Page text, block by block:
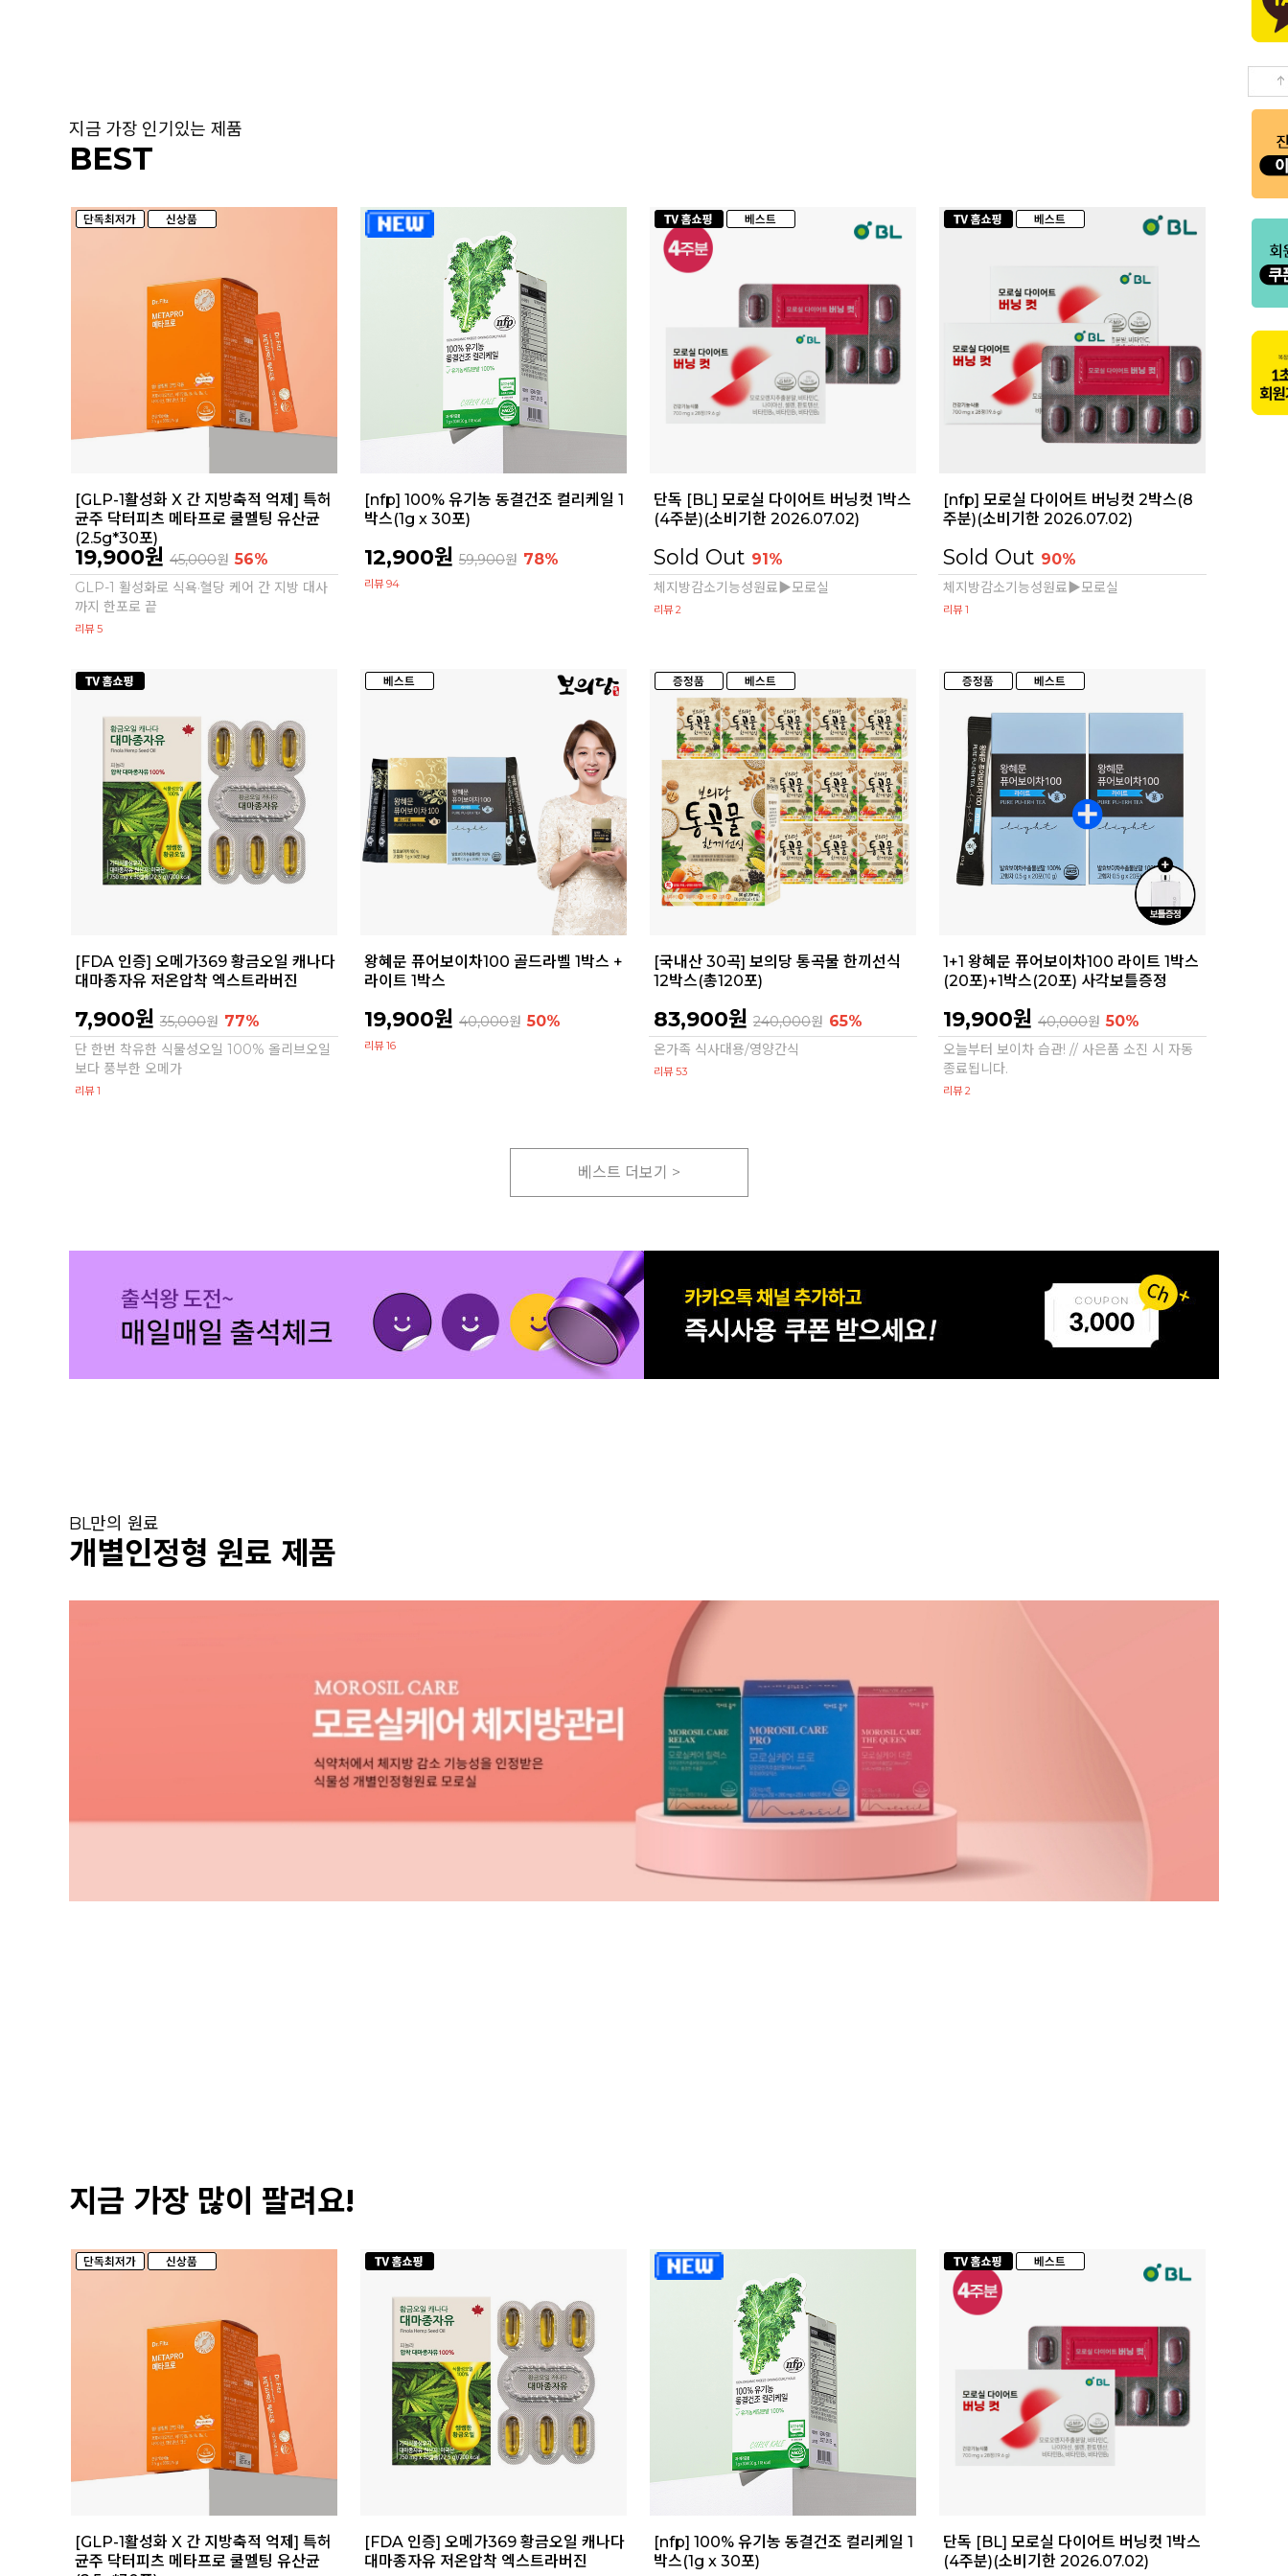
지금 가장 인기있는 제품
BEST
[GLP-1활성화 X 간 지방축적 억제] 특허
균주 닥터피츠 메타프로 쿨멜팅 유산균
(2.5g*30포)
19,900원 45,000원 56%
GLP-1 활성화로 식욕·혈당 케어 간 지방 대사
까지 한포로 끝
리뷰 5
[nfp] 100% 유기농 동결건조 컬리케일 1
박스(1g x 30포)
12,900원 59,900원 78%
리뷰 94
단독 [BL] 모로실 다이어트 버닝컷 1박스
(4주분)(소비기한 2026.07.02)
Sold Out 91%
체지방감소기능성원료▶모로실
리뷰 2
[nfp] 모로실 다이어트 버닝컷 2박스(8
주분)(소비기한 2026.07.02)
Sold Out 90%
체지방감소기능성원료▶모로실
리뷰 1
[FDA 인증] 오메가369 황금오일 캐나다
대마종자유 저온압착 엑스트라버진
7,900원 35,000원 77%
단 한번 착유한 식물성오일 100% 올리브오일
보다 풍부한 오메가
리뷰 1
왕혜문 퓨어보이차100 골드라벨 1박스 +
라이트 1박스
19,900원 40,000원 50%
리뷰 16
[국내산 30곡] 보의당 통곡물 한끼선식
12박스(총120포)
83,900원 240,000원 65%
온가족 식사대용/영양간식
리뷰 53
1+1 왕혜문 퓨어보이차100 라이트 1박스
(20포)+1박스(20포) 사각보틀증정
19,900원 40,000원 50%
오늘부터 보이차 습관! // 사은품 소진 시 자동
종료됩니다.
리뷰 2
베스트 더보기 >
BL만의 원료
개별인정형 원료 제품
지금 가장 많이 팔려요!
[GLP-1활성화 X 간 지방축적 억제] 특허
균주 닥터피츠 메타프로 쿨멜팅 유산균
[FDA 인증] 오메가369 황금오일 캐나다
대마종자유 저온압착 엑스트라버진
[nfp] 100% 유기농 동결건조 컬리케일 1
박스(1g x 30포)
단독 [BL] 모로실 다이어트 버닝컷 1박스
(4주분)(소비기한 2026.07.02)